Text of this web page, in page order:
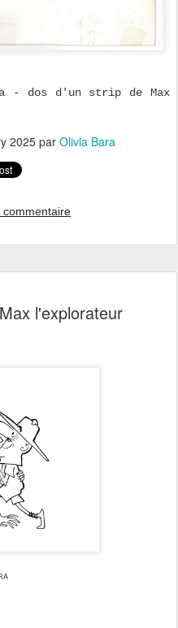
- dos d'un strip de Max
2025par Olivia Bara
commentaire
l'explorateur